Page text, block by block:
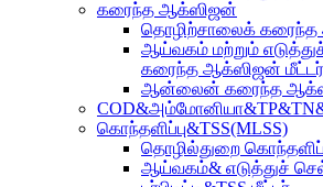
கரைந்த ஆக்ஸிஜன்
தொழிற்சாலைக்
ஆய்வகம் மற்றும்
கரைந்த ஆக்ஸிஜன் மீட்டர்
ஆன்லைன் கரைந்த
கொந்தளிப்பு&TSS(MLSS)
தொழில்துறை
ஆய்வகம்& எடுத்துச்